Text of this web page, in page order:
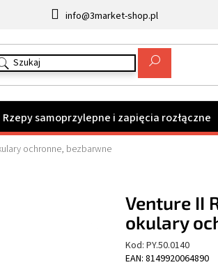
info@3market-shop.pl
Rzepy samoprzylepne i zapięcia rozłączne
ochronne, bezbarwne
Venture II
okulary
Kod: PY.50.0140
EAN: 8149920064890